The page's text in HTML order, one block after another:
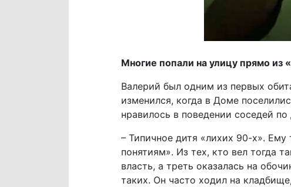
Многие попали на улицу прямо из
Валерий был одним из первых
изменился, когда в Доме
нравилось в поведении соседей
– Типичное дитя «лихих 90-х». Ему
понятиям». Из тех, кто вел тогда
власть, а треть оказалась на
таких. Он часто ходил на